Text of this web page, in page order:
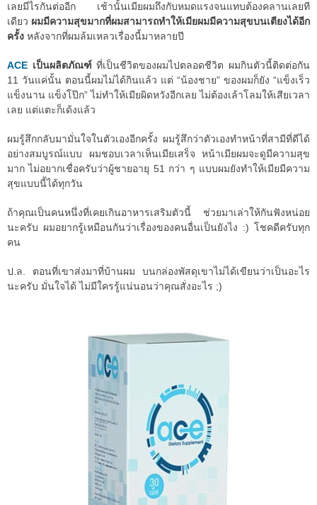
เลยมีไรกันต่ออีก เช้านั้นเมียผมถึงกับหมดแรงจนแทบต้องคลานเลยที
เดียว ผมมีความสุขมากที่ผมสามารถทำให้เมียผมมีความสุขบนเตียงได้อีก
ครั้ง หลังจากที่ผมล้มเหลวเรื่องนี้มาหลายปี
ACE เป็นผลิตภัณฑ์ที่เป็นชีวิตของผมไปตลอดชีวิต ผมกินตัวนี้ติดต่อกัน
11 วันแค่นั้น ตอนนี้ผมไม่ได้กินแล้ว แต่ “น้องชาย” ของผมก็ยัง “แข็งเร็ว
แข็งนาน แข็งโป๊ก” ไม่ทำให้เมียผิดหวังอีกเลย ไม่ต้องเล้าโลมให้เสียเวลา
เลย แต่แตะก็เด้งแล้ว
ผมรู้สึกกลับมามั่นใจในตัวเองอีกครั้ง ผมรู้สึกว่าตัวเองทำหน้าที่สามีที่ดีได้
อย่างสมบูรณ์แบบ ผมชอบเวลาเห็นเมียเสร็จ หน้าเมียผมจะดูมีความสุข
มาก ไม่อยากเชื่อครับว่าผู้ชายอายุ 51 กว่า ๆ แบบผมยังทำให้เมียมีความ
สุขแบบนี้ได้ทุกวัน
ถ้าคุณเป็นคนหนึ่งที่เคยเกินอาหารเสริมตัวนี้ ช่วยมาเล่าให้กันฟังหน่อย
นะครับ ผมอยากรู้เหมือนกันว่าเรื่องของคนอื่นเป็นยังไง :) โชคดีครับทุก
คน
ป.ล. ตอนที่เขาส่งมาที่บ้านผม บนกล่องพัสดุเขาไม่ได้เขียนว่าเป็นอะไร
นะครับ มั่นใจได้ ไม่มีใครรู้แน่นอนว่าคุณสั่งอะไร ;)